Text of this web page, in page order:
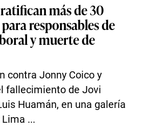
más de 30
responsables de
y muerte de
contra Jonny Coico y
fallecimiento de Jovi
Huamán, en una galería
...